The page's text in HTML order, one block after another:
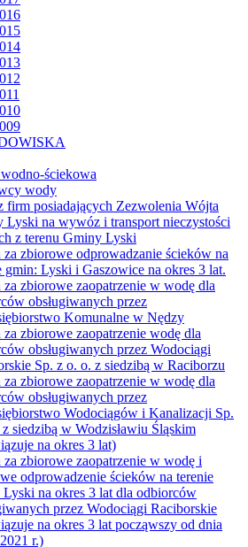
ściekowa
wody
firm posiadających Zezwolenia Wójta
Lyski na wywóz i transport nieczystości
z terenu Gminy Lyski
za zbiorowe odprowadzanie ścieków na
gmin: Lyski i Gaszowice na okres 3 lat.
za zbiorowe zaopatrzenie w wodę dla
obsługiwanych przez
Komunalne w Nędzy
za zbiorowe zaopatrzenie wodę dla
obsługiwanych przez Wodociągi
Sp. z o. o. z siedzibą w Raciborzu
za zbiorowe zaopatrzenie w wodę dla
obsługiwanych przez
Wodociągów i Kanalizacji Sp.
siedzibą w Wodzisławiu Śląskim
na okres 3 lat)
za zbiorowe zaopatrzenie w wodę i
odprowadzenie ścieków na terenie
Lyski na okres 3 lat dla odbiorców
przez Wodociągi Raciborskie
na okres 3 lat począwszy od dnia
r.)